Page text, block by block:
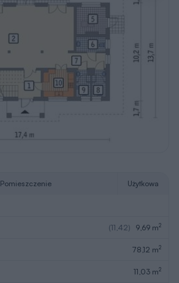
Pomieszczenie Użytkowa
(11,42) 9,69 m2
78,12 m2
11,03 m2